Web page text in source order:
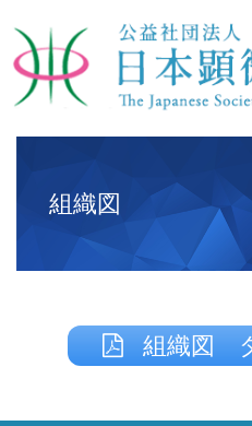
組織図
組織図